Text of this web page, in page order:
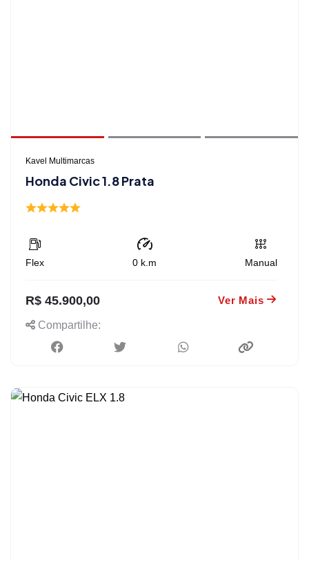
Kavel Multimarcas
Honda Civic 1.8 Prata
Flex 0 k.m Manual
R$ 45.900,00 Ver Mais
Compartilhe: